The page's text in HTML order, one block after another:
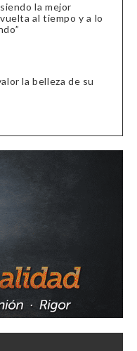
la mejor
al tiempo y a lo
la belleza de su